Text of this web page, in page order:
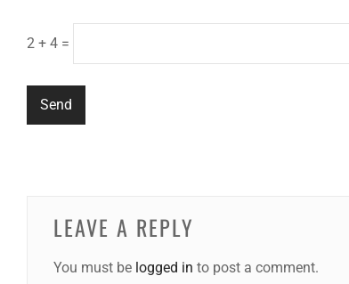
2 + 4 =
LEAVE A REPLY
You must be logged in to post a comment.